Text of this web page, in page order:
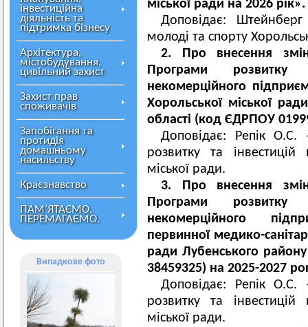
інвестиційна
діяльність та
підтримка бізнесу
Архітектура,
містобудування,
цивільний захист
Захист прав
споживачів
Запобігання та
протидія
домашньому
насильству
Краєзнавство
ПАМ’ЯТАЄМО.
ПЕРЕМАГАЄМО.
Випадкове фото
міської ради на 2026 рік».
Доповідає:
молоді та спорту
2. Про внесення
Програми розвитку
некомерційного
Хорольської міської
області (код ЄДРПОУ
Доповідає: Репік О.С.
розвитку та інвестицій
міської ради.
3. Про внесення
Програми розвитку
некомерційного
первинної медико-
ради Лубенського
38459325) на 2025-2027
Доповідає: Репік О.С.
розвитку та інвестицій
міської ради.